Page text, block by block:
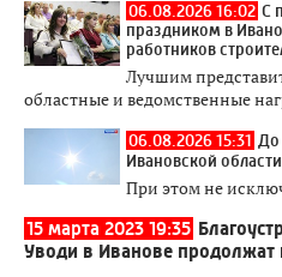
06.08.2026 16:02 С
праздником в
работников
Лучшим
областные и ведомственные
06.08.2026 15:31 До
Ивановской области
При этом не
15 марта 2023 19:35
Уводи в Иванове продолжат